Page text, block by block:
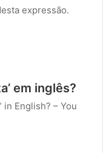
expressão.
em inglês?
in English? – You